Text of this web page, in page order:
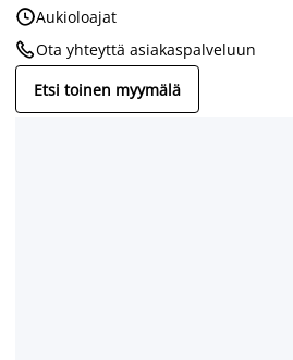
Aukioloajat
Ota yhteyttä asiakaspalveluun
Etsi toinen myymälä